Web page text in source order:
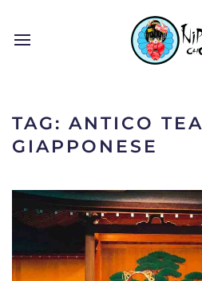
TAG: ANTICO
GIAPPONESE